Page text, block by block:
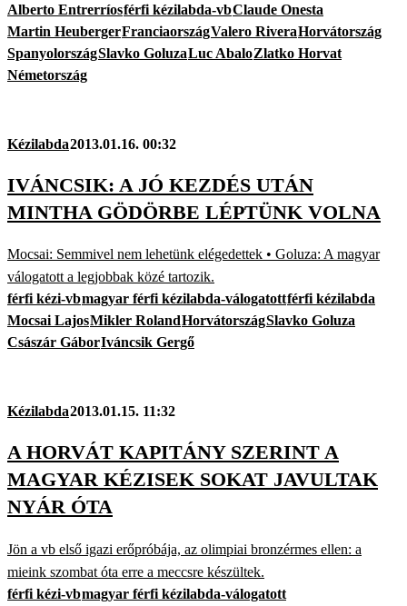
Alberto Entrerríosférfi kézilabda-vbClaude Onesta
Martin HeubergerFranciaországValero RiveraHorvátország
SpanyolországSlavko GoluzaLuc AbaloZlatko Horvat
Németország
Kézilabda2013.01.16. 00:32
IVÁNCSIK: A JÓ KEZDÉS UTÁN
MINTHA GÖDÖRBE LÉPTÜNK VOLNA
Mocsai: Semmivel nem lehetünk elégedettek • Goluza: A magyar
válogatott a legjobbak közé tartozik.
férfi kézi-vbmagyar férfi kézilabda-válogatottférfi kézilabda
Mocsai LajosMikler RolandHorvátországSlavko Goluza
Császár GáborIváncsik Gergő
Kézilabda2013.01.15. 11:32
A HORVÁT KAPITÁNY SZERINT A
MAGYAR KÉZISEK SOKAT JAVULTAK
NYÁR ÓTA
Jön a vb első igazi erőpróbája, az olimpiai bronzérmes ellen: a
mieink szombat óta erre a meccsre készültek.
férfi kézi-vbmagyar férfi kézilabda-válogatott